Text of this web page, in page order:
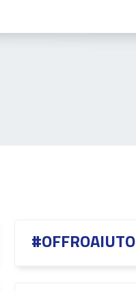
#OFFROAIUTO